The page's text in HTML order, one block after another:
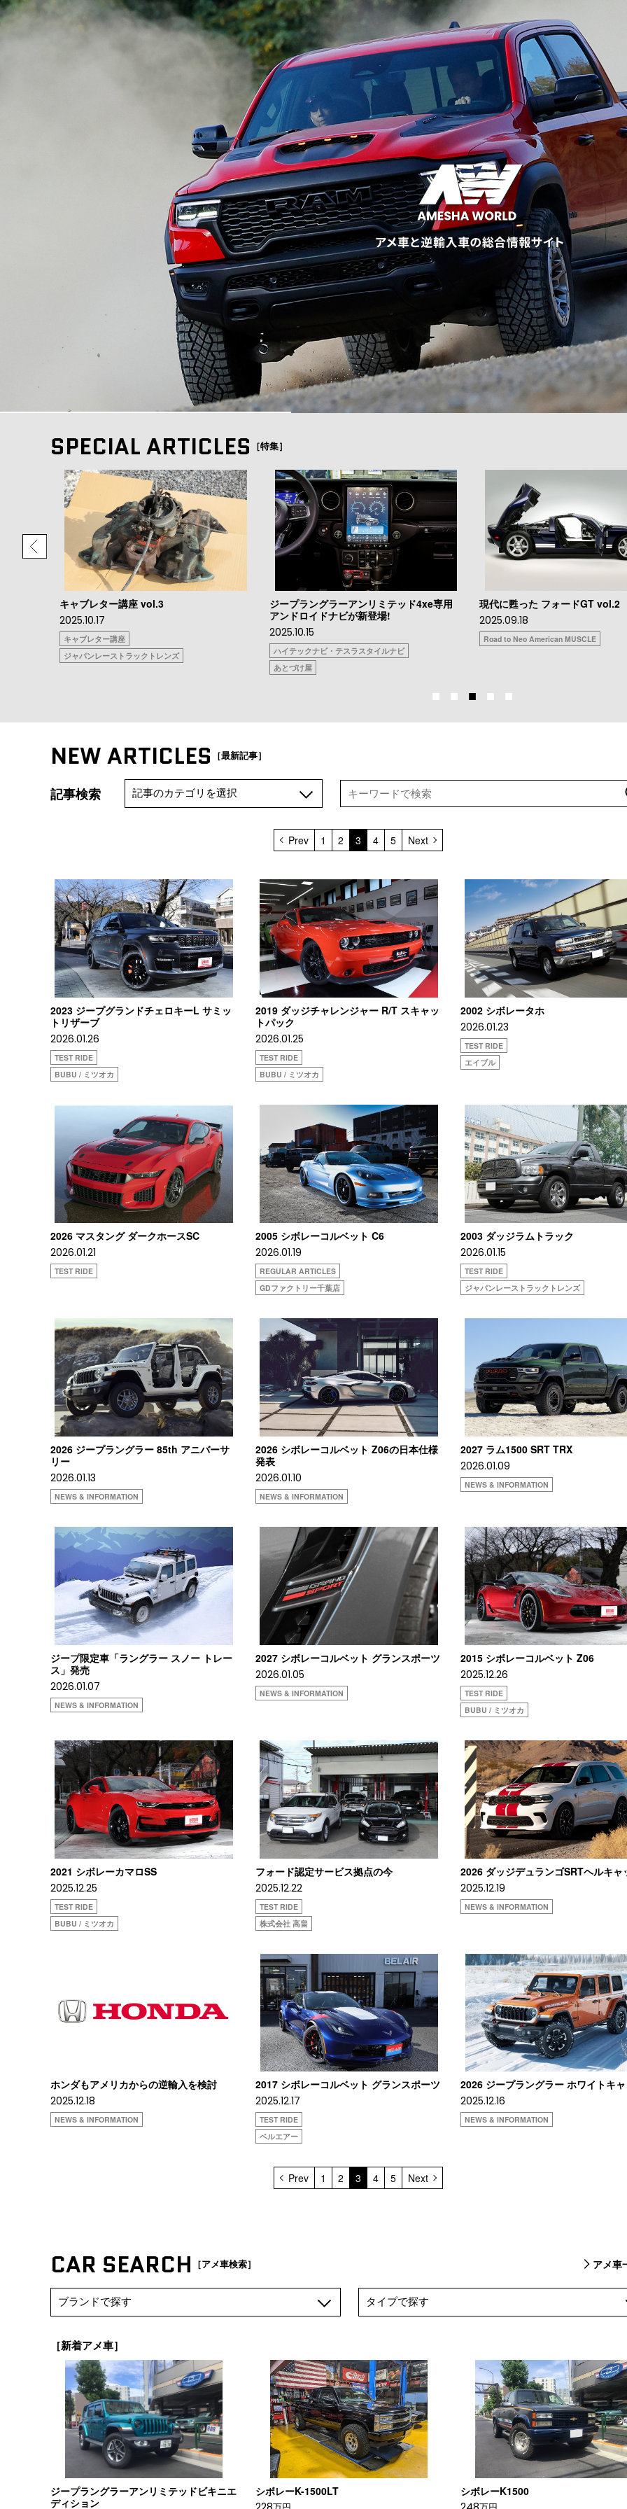
SPECIAL ARTICLES ［特集］
代に甦った フォードGT vol.2
Road to Neo American MUSCLE
現代に甦った フォードGT vol.1
Road to Neo American MUSCLE
バッテリー交換の注意点
アメ車をパーツ面から支える「阿部商会」
NEW ARTICLES ［最新記事］
記事検索
Prev 1 2 3 4 5 Next
2023 ジープグランドチェロキーL サミッ
トリザーブ
2026.01.26
TEST RIDE
BUBU / ミツオカ
2019 ダッジチャレンジャー R/T スキャッ
トパック
2026.01.25
TEST RIDE
BUBU / ミツオカ
2002 シボレータホ
2026.01.23
TEST RIDE
エイブル
2026 マスタング ダークホースSC
2026.01.21
TEST RIDE
2005 シボレーコルベット C6
2026.01.19
REGULAR ARTICLES
GDファクトリー千葉店
2003 ダッジラムトラック
2026.01.15
TEST RIDE
ジャパンレーストラックトレンズ
2026 ジープラングラー 85th アニバーサ
リー
2026.01.13
NEWS & INFORMATION
2026 シボレーコルベット Z06の日本仕様
発表
2026.01.10
NEWS & INFORMATION
2027 ラム1500 SRT TRX
2026.01.09
NEWS & INFORMATION
ジープ限定車「ラングラー スノー トレー
ス」発売
2026.01.07
NEWS & INFORMATION
2027 シボレーコルベット グランスポーツ
2026.01.05
NEWS & INFORMATION
2015 シボレーコルベット Z06
2025.12.26
TEST RIDE
BUBU / ミツオカ
2021 シボレーカマロSS
2025.12.25
TEST RIDE
BUBU / ミツオカ
フォード認定サービス拠点の今
2025.12.22
TEST RIDE
株式会社 高畠
2026 ダッジデュランゴSRTヘルキャ
2025.12.19
NEWS & INFORMATION
ホンダもアメリカからの逆輸入を検討
2025.12.18
NEWS & INFORMATION
2017 シボレーコルベット グランスポーツ
2025.12.17
TEST RIDE
ベルエアー
2026 ジープラングラー ホワイトキ
2025.12.16
NEWS & INFORMATION
Prev 1 2 3 4 5 Next
CAR SEARCH ［アメ車検索］ アメ車
［新着アメ車］
ジープラングラーアンリミテッドビキニエ
ディション
シボレーK-1500LT シボレーK1500